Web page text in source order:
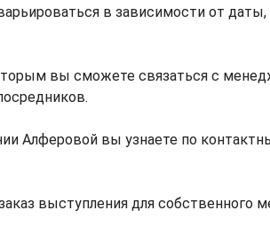
в зависимости от
вы сможете связаться с
Алферовой вы узнаете по
выступления для собственного